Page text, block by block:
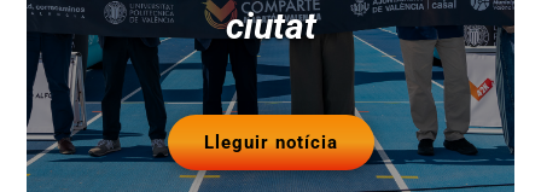
ciutat
Lleguir notícia